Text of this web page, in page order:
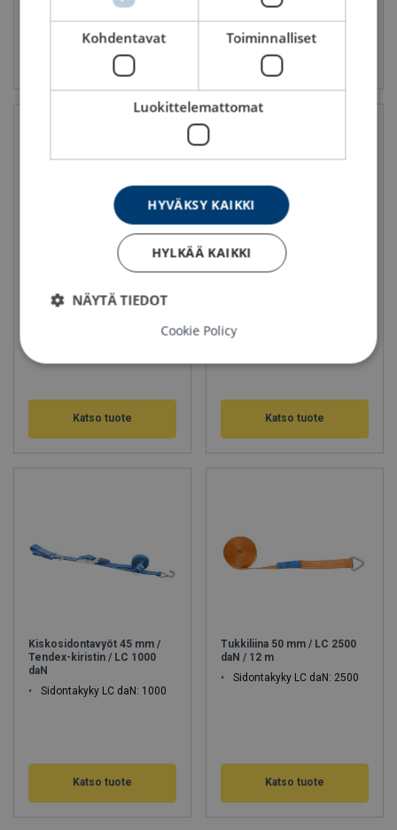
Katso tuote Katso tuote
Combi-päätteellä / LC 1000
Sidontakyky LC daN: 1000
Katso tuote
Sidontakyky LC daN: 500, 1000
Katso tuote
Kiskosidontavyöt 45 mm /
Tendex-kiristin / LC 1000
daN
Sidontakyky LC daN: 1000
Katso tuote
Tukkiliina 50 mm / LC 2500
daN / 12 m
Sidontakyky LC daN: 2500
Katso tuote
Kohdentavat Toiminnalliset
Luokittelemattomat
HYVÄKSY KAIKKI
HYLKÄÄ KAIKKI
NÄYTÄ TIEDOT
Cookie Policy